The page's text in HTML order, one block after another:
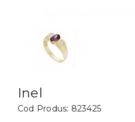
BIJUTERII COPII
Cercei
Bratari
Inel
Cod Produs: 823425